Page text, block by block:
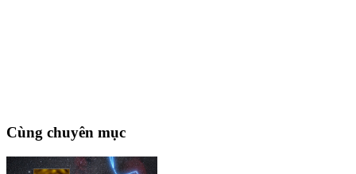
Cùng chuyên mục